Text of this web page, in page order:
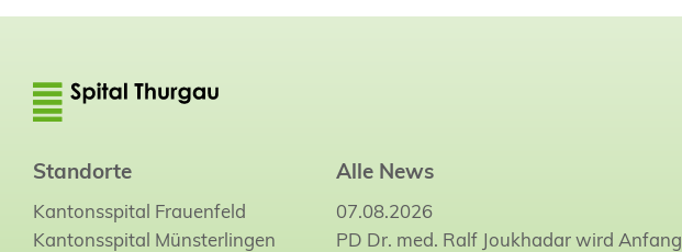
Standorte
Kantonsspital Frauenfeld
Kantonsspital Münsterlingen
Alle News
07.08.2026
PD Dr. med. Ralf Joukhadar wird Anfang